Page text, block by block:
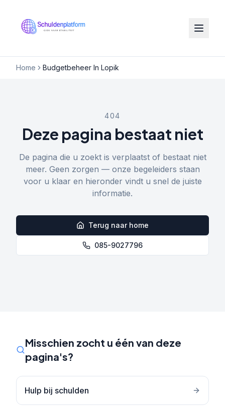
Home Budgetbeheer In Lopik
404
Deze pagina bestaat niet
De pagina die u zoekt is verplaatst of bestaat niet
meer. Geen zorgen — onze begeleiders staan
voor u klaar en hieronder vindt u snel de juiste
informatie.
Terug naar home
085-9027796
Misschien zocht u één van deze
pagina's?
Hulp bij schulden